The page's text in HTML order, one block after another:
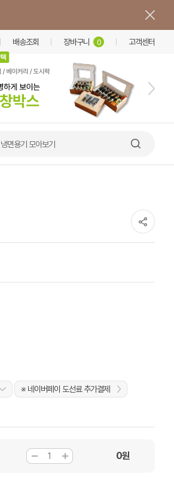
배송조회 장바구니 0 고객센터
밥·비빔밥 가마솥용기
※ 네이버페이 도선료 추가결제
0원